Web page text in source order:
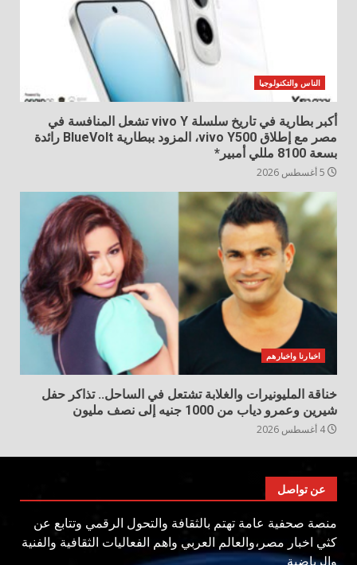
الناس والتكنولوجيا
أكبر بطارية في تاريخ سلسلة vivo Y تشعل المنافسة في
مصر مع إطلاق vivo Y500، المزود ببطارية BlueVolt رائدة
بسعة 8100 مللي أمبير*
اخبارنا واخبارهم
خناقة المليونيرات والغلابة تشتعل في الساحل.. تذاكر حفل
شيرين وعمرو دياب من 1000 جنيه إلى نصف مليون
عن تواصل
منصة صحفية عامة تهتم بالثقافة والتحول الرقمي وتتابع عن
كثي اخبار مصر،والعالم العربي واهم الفعاليات الثقافية والفنية
والرياضية